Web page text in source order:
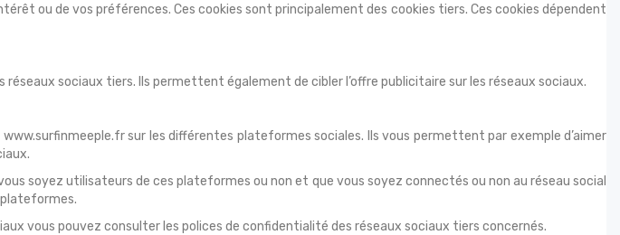
ou de vos préférences. Ces cookies sont principalement des cookies tiers. Ces cookies dépendent
sociaux tiers. Ils permettent également de cibler l’offre publicitaire sur les réseaux sociaux.
sur les différentes plateformes sociales. Ils vous permettent par exemple d’aimer
soyez utilisateurs de ces plateformes ou non et que vous soyez connectés ou non au réseau social
vous pouvez consulter les polices de confidentialité des réseaux sociaux tiers concernés.